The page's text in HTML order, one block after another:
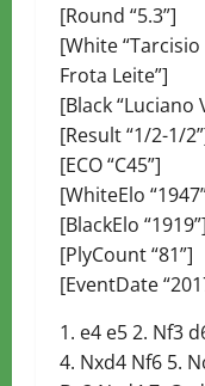
[Round “5.3”]
[White
Frota Leite”]
[Black “Luciano
[Result “1/2-1/
[ECO “C45”]
[WhiteElo
[BlackElo “1919”]
[PlyCount “81”]
[EventDate
1. e4 e5 2. Nf3
4. Nxd4 Nf6 5.